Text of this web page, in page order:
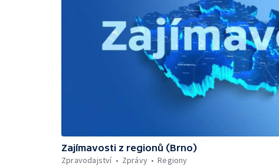
Zajímavosti z regionů (Brno)
Zpravodajství
Zprávy Regiony